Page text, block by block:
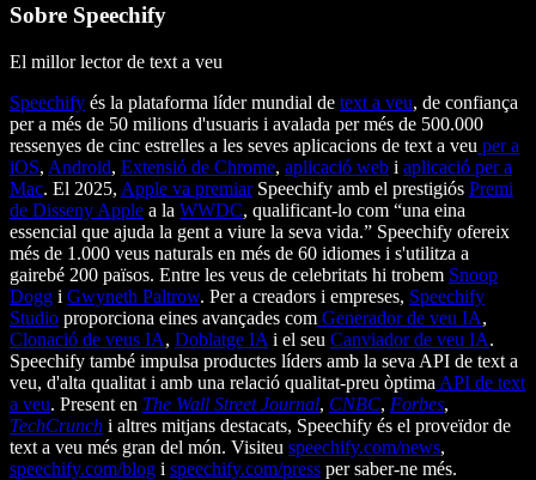
Sobre Speechify
El millor lector de text a veu
Speechify és la plataforma líder mundial de text a veu, de confiança
per a més de 50 milions d'usuaris i avalada per més de 500.000
ressenyes de cinc estrelles a les seves aplicacions de text a veu per a
iOS, Android, Extensió de Chrome, aplicació web i aplicació per a
Mac. El 2025, Apple va premiarSpeechify amb el prestigiós Premi
de Disseny Apple a la WWDC, qualificant-lo com “una eina
essencial que ajuda la gent a viure la seva vida.” Speechify ofereix
més de 1.000 veus naturals en més de 60 idiomes i s'utilitza a
gairebé 200 països. Entre les veus de celebritats hi trobem Snoop
Dogg i Gwyneth Paltrow. Per a creadors i empreses, Speechify
Studio proporciona eines avançades com Generador de veu IA,
Clonació de veus IA, Doblatge IA i el seu Canviador de veu IA.
Speechify també impulsa productes líders amb la seva API de text a
veu, d'alta qualitat i amb una relació qualitat-preu òptima API de text
a veu. Present en The Wall Street Journal, CNBC, Forbes,
TechCrunch i altres mitjans destacats, Speechify és el proveïdor de
text a veu més gran del món. Visiteu speechify.com/news,
speechify.com/blog i speechify.com/press per saber-ne més.